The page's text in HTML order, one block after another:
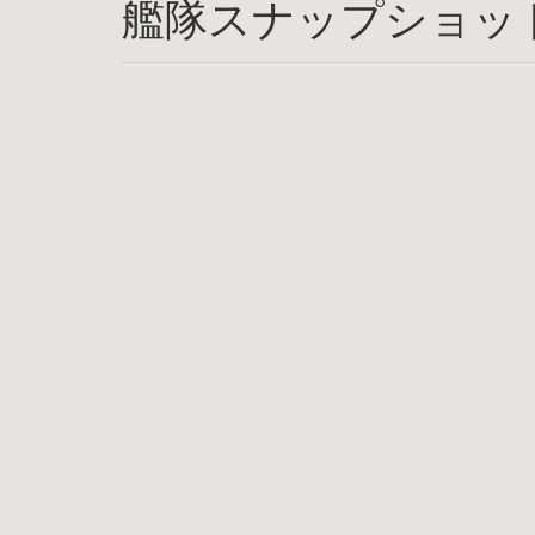
艦隊スナップショッ